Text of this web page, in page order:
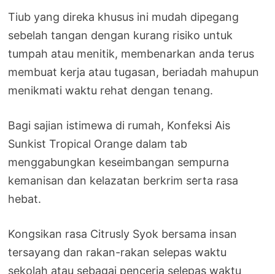
Tiub yang direka khusus ini mudah dipegang
sebelah tangan dengan kurang risiko untuk
tumpah atau menitik, membenarkan anda terus
membuat kerja atau tugasan, beriadah mahupun
menikmati waktu rehat dengan tenang.
Bagi sajian istimewa di rumah, Konfeksi Ais
Sunkist Tropical Orange dalam tab
menggabungkan keseimbangan sempurna
kemanisan dan kelazatan berkrim serta rasa
hebat.
Kongsikan rasa Citrusly Syok bersama insan
tersayang dan rakan-rakan selepas waktu
sekolah atau sebagai penceria selepas waktu